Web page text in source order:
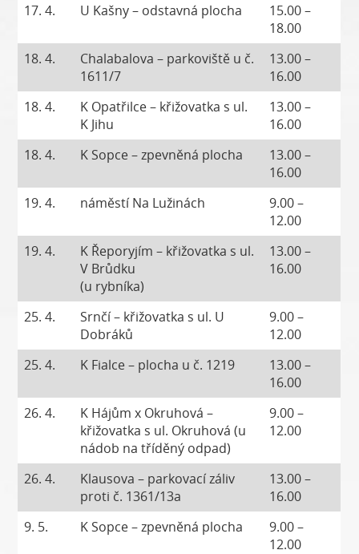
17. 4.
U Kašny – odstavná plocha
15.00 –
18.00
18. 4.
Chalabalova – parkoviště u č.
1611/7
13.00 –
16.00
18. 4.
K Opatřilce – křižovatka s ul.
K Jihu
13.00 –
16.00
18. 4.
K Sopce – zpevněná plocha
13.00 –
16.00
19. 4.
náměstí Na Lužinách
9.00 –
12.00
19. 4.
K Řeporyjím – křižovatka s ul.
V Brůdku
(u rybníka)
13.00 –
16.00
25. 4.
Srnčí – křižovatka s ul. U
Dobráků
9.00 –
12.00
25. 4.
K Fialce – plocha u č. 1219
13.00 –
16.00
26. 4.
K Hájům x Okruhová –
křižovatka s ul. Okruhová (u
nádob na tříděný odpad)
9.00 –
12.00
26. 4.
Klausova – parkovací záliv
proti č. 1361/13a
13.00 –
16.00
9. 5.
K Sopce – zpevněná plocha
9.00 –
12.00